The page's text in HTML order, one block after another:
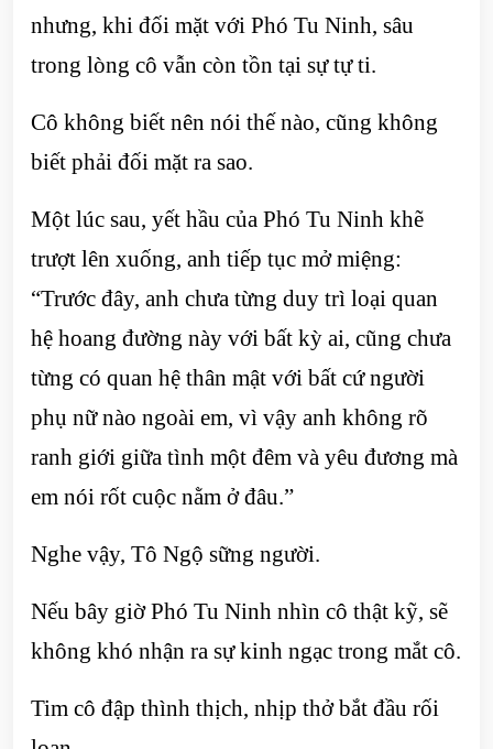
nhưng, khi đối mặt với Phó Tu Ninh, sâu
trong lòng cô vẫn còn tồn tại sự tự ti.
Cô không biết nên nói thế nào, cũng không
biết phải đối mặt ra sao.
Một lúc sau, yết hầu của Phó Tu Ninh khẽ
trượt lên xuống, anh tiếp tục mở miệng:
“Trước đây, anh chưa từng duy trì loại quan
hệ hoang đường này với bất kỳ ai, cũng chưa
từng có quan hệ thân mật với bất cứ người
phụ nữ nào ngoài em, vì vậy anh không rõ
ranh giới giữa tình một đêm và yêu đương mà
em nói rốt cuộc nằm ở đâu.”
Nghe vậy, Tô Ngộ sững người.
Nếu bây giờ Phó Tu Ninh nhìn cô thật kỹ, sẽ
không khó nhận ra sự kinh ngạc trong mắt cô.
Tim cô đập thình thịch, nhịp thở bắt đầu rối